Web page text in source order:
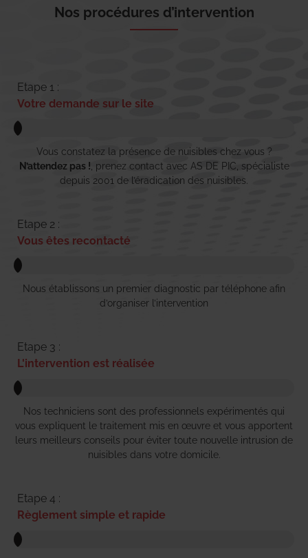
Nos procédures d’intervention
Etape 1 :
Votre demande sur le site
Vous constatez la présence de nuisibles chez vous ?
N’attendez pas ! , prenez contact avec AS DE PIC, spécialiste
depuis 2001 de l’éradication des nuisibles.
Etape 2 :
Vous êtes recontacté
Nous établissons un premier diagnostic par téléphone afin
d’organiser l’intervention
Etape 3 :
L'intervention est réalisée
Nos techniciens sont des professionnels expérimentés qui
vous expliquent le traitement mis en œuvre et vous apportent
leurs meilleurs conseils pour éviter toute nouvelle intrusion de
nuisibles dans votre domicile.
Etape 4 :
Règlement simple et rapide